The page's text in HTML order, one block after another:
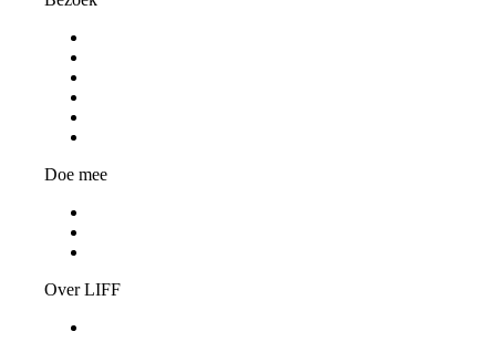
Doe mee
Over LIFF